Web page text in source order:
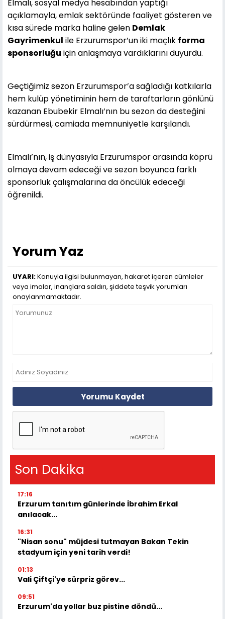
Elmalı, sosyal medya hesabından yaptığı
açıklamayla, emlak sektöründe faaliyet gösteren ve
kısa sürede marka haline gelen Demlak
Gayrimenkul ile Erzurumspor’un iki maçlık forma
sponsorluğu için anlaşmaya vardıklarını duyurdu.
Geçtiğimiz sezon Erzurumspor’a sağladığı katkılarla
hem kulüp yönetiminin hem de taraftarların gönlünü
kazanan Ebubekir Elmalı’nın bu sezon da desteğini
sürdürmesi, camiada memnuniyetle karşılandı.
Elmalı’nın, iş dünyasıyla Erzurumspor arasında köprü
olmaya devam edeceği ve sezon boyunca farklı
sponsorluk çalışmalarına da öncülük edeceği
öğrenildi.
Yorum Yaz
UYARI:Konuyla ilgisi bulunmayan, hakaret içeren cümleler
veya imalar, inançlara saldırı, şiddete teşvik yorumları
onaylanmamaktadır.
Yorumu Kaydet
Son Dakika
17:16
Erzurum tanıtım günlerinde İbrahim Erkal
anılacak...
16:31
"Nisan sonu" müjdesi tutmayan Bakan Tekin
stadyum için yeni tarih verdi!
01:13
Vali Çiftçi'ye sürpriz görev...
09:51
Erzurum'da yollar buz pistine döndü...